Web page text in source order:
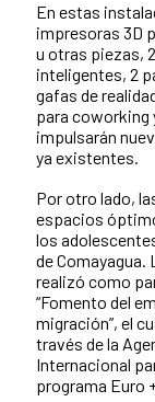
En estas
impresoras 3D
u otras piezas,
inteligentes, 2
gafas de
para coworking
impulsarán
ya existentes.
Por otro lado,
espacios
los
de
realizó como
“Fomento del
migración”, el
través de la
Internacional
programa Euro